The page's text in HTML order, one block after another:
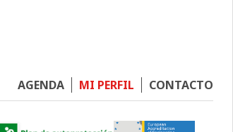
Footer
menu
AGENDA MI PERFIL CONTACTO